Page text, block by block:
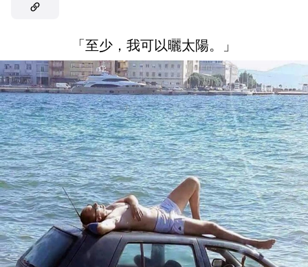
「至少，我可以曬太陽。」